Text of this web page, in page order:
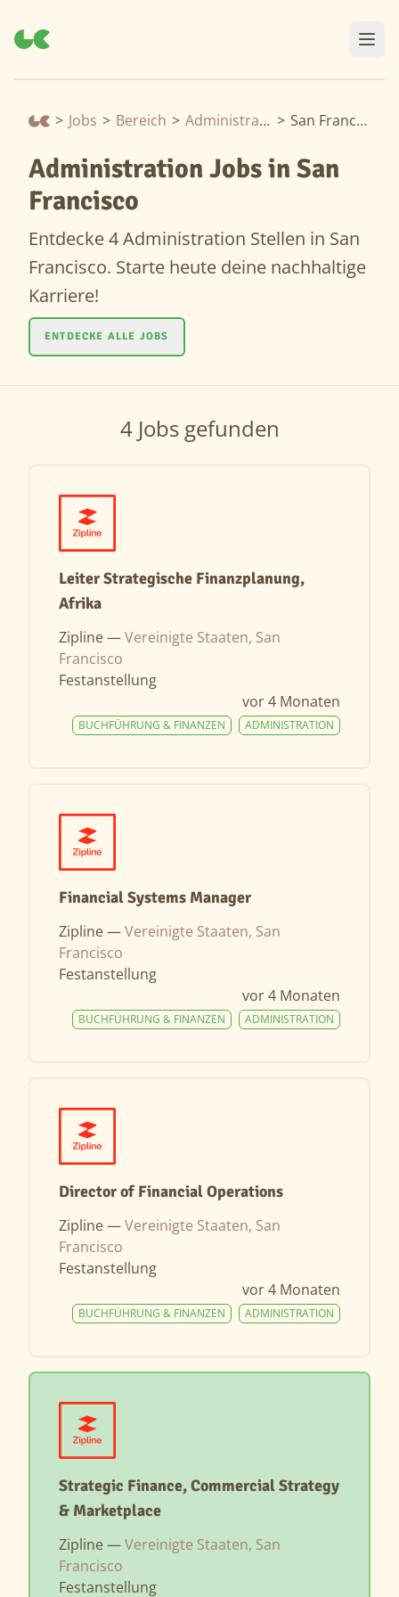
> Jobs > Bereich > Administration > San Francisco
Administration Jobs in San
Francisco
Entdecke 4 Administration Stellen in San
Francisco. Starte heute deine nachhaltige
Karriere!
ENTDECKE ALLE JOBS
4 Jobs gefunden
Leiter Strategische Finanzplanung,
Afrika
Zipline —Vereinigte Staaten, San
Francisco
Festanstellung
vor 4 Monaten
ADMINISTRATION
BUCHFÜHRUNG & FINANZEN
Financial Systems Manager
Zipline —Vereinigte Staaten, San
Francisco
Festanstellung
vor 4 Monaten
ADMINISTRATION
BUCHFÜHRUNG & FINANZEN
Director of Financial Operations
Zipline —Vereinigte Staaten, San
Francisco
Festanstellung
vor 4 Monaten
ADMINISTRATION
BUCHFÜHRUNG & FINANZEN
Strategic Finance, Commercial Strategy
& Marketplace
Zipline —Vereinigte Staaten, San
Francisco
Festanstellung